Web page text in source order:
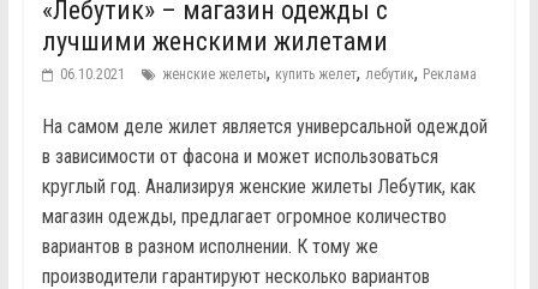
«Лебутик» – магазин одежды с
лучшими женскими жилетами
06.10.2021 женские желеты, купить желет, лебутик, Реклама
На самом деле жилет является универсальной одеждой
в зависимости от фасона и может использоваться
круглый год. Анализируя женские жилеты Лебутик, как
магазин одежды, предлагает огромное количество
вариантов в разном исполнении. К тому же
производители гарантируют несколько вариантов